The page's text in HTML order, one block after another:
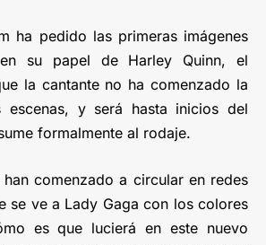
ha pedido las primeras imágenes
su papel de Harley Quinn, el
la cantante no ha comenzado la
escenas, y será hasta inicios del
formalmente al rodaje.
comenzado a circular en redes
se ve a Lady Gaga con los colores
es que lucierá en este nuevo